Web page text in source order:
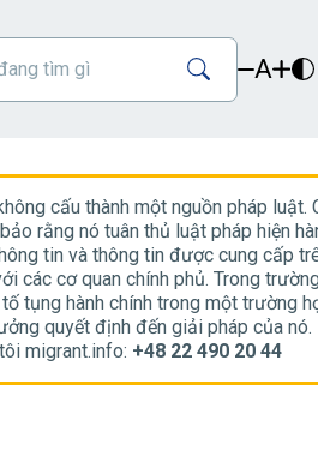
A
cấu thành một nguồn pháp luật.
rằng nó tuân thủ luật pháp hiện
tin và thông tin được cung cấp
các cơ quan chính phủ. Trong
tụng hành chính trong một trường
quyết định đến giải pháp của nó.
migrant.info: +48 22 490 20 44